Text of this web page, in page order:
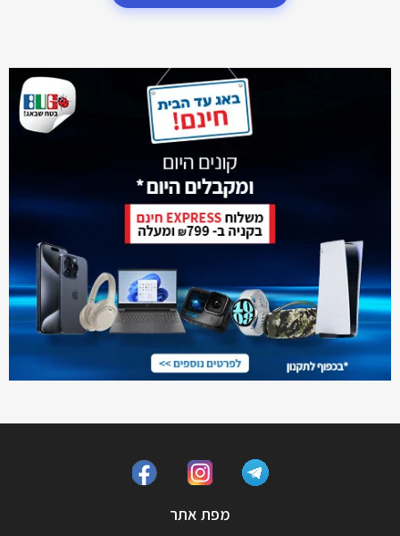
מפת אתר